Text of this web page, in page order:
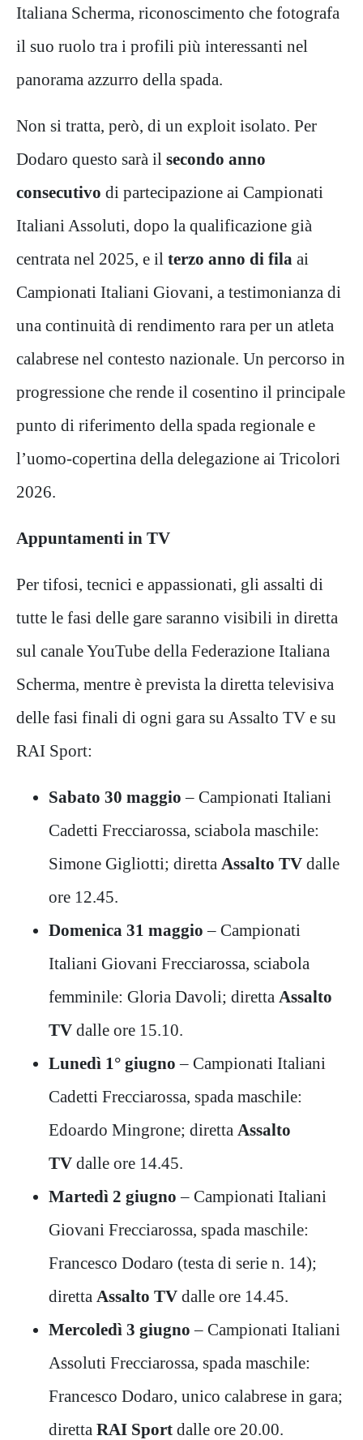
Italiana Scherma, riconoscimento che fotografa
il suo ruolo tra i profili più interessanti nel
panorama azzurro della spada.
Non si tratta, però, di un exploit isolato. Per
Dodaro questo sarà il secondo anno
consecutivo di partecipazione ai Campionati
Italiani Assoluti, dopo la qualificazione già
centrata nel 2025, e il terzo anno di fila ai
Campionati Italiani Giovani, a testimonianza di
una continuità di rendimento rara per un atleta
calabrese nel contesto nazionale. Un percorso in
progressione che rende il cosentino il principale
punto di riferimento della spada regionale e
l’uomo-copertina della delegazione ai Tricolori
2026.
Appuntamenti in TV
Per tifosi, tecnici e appassionati, gli assalti di
tutte le fasi delle gare saranno visibili in diretta
sul canale YouTube della Federazione Italiana
Scherma, mentre è prevista la diretta televisiva
delle fasi finali di ogni gara su Assalto TV e su
RAI Sport:
Sabato 30 maggio – Campionati Italiani
Cadetti Frecciarossa, sciabola maschile:
Simone Gigliotti; diretta Assalto TV dalle
ore 12.45.
Domenica 31 maggio – Campionati
Italiani Giovani Frecciarossa, sciabola
femminile: Gloria Davoli; diretta Assalto
TV dalle ore 15.10.
Lunedì 1° giugno – Campionati Italiani
Cadetti Frecciarossa, spada maschile:
Edoardo Mingrone; diretta Assalto
TV dalle ore 14.45.
Martedì 2 giugno – Campionati Italiani
Giovani Frecciarossa, spada maschile:
Francesco Dodaro (testa di serie n. 14);
diretta Assalto TV dalle ore 14.45.
Mercoledì 3 giugno – Campionati Italiani
Assoluti Frecciarossa, spada maschile:
Francesco Dodaro, unico calabrese in gara;
diretta RAI Sport dalle ore 20.00.